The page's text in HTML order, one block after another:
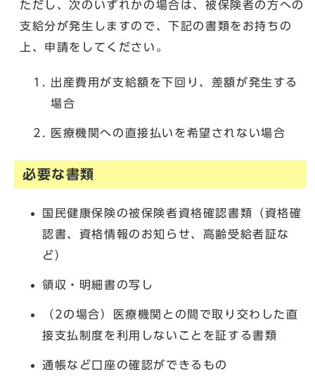
ただし、次のいずれかの場合は、被保険者の方への
支給分が発生しますので、下記の書類をお持ちの
上、申請をしてください。
出産費用が支給額を下回り、差額が発生する
場合
医療機関への直接払いを希望されない場合
必要な書類
国民健康保険の被保険者資格確認書類（資格確
認書、資格情報のお知らせ、高齢受給者証な
ど）
領収・明細書の写し
（2の場合）医療機関との間で取り交わした直
接支払制度を利用しないことを証する書類
通帳など口座の確認ができるもの